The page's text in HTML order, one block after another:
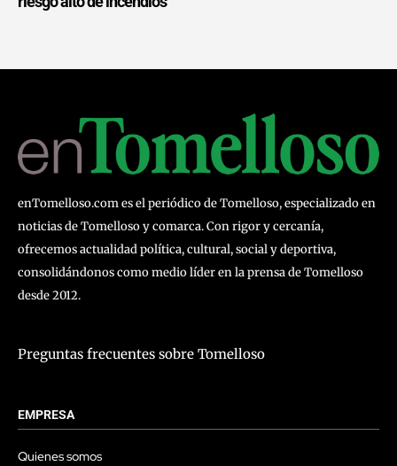
enTomelloso.com es el periódico de Tomelloso, especializado en
noticias de Tomelloso y comarca. Con rigor y cercanía,
ofrecemos actualidad política, cultural, social y deportiva,
consolidándonos como medio líder en la prensa de Tomelloso
desde 2012.
Preguntas frecuentes sobre Tomelloso
EMPRESA
Quienes somos